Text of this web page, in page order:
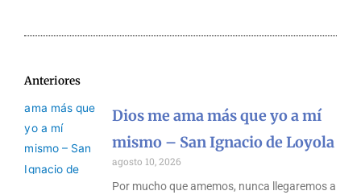
Anteriores
Dios me ama más que yo a mí
mismo – San Ignacio de Loyola
agosto 10, 2026
Por mucho que amemos, nunca llegaremos a